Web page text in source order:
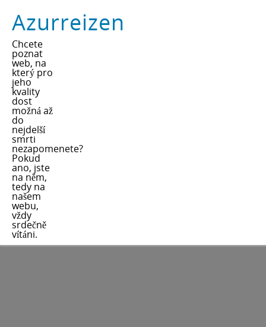
Azurreizen
Chcete
poznat
web, na
který pro
jeho
kvality
dost
možná až
do
nejdelší
smrti
nezapomenete?
Pokud
ano, jste
na něm,
tedy na
našem
webu,
vždy
srdečně
vítáni.